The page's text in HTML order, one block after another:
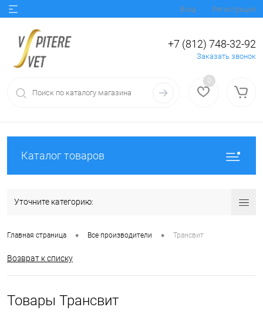
Вход Регистрация
+7 (812) 748-32-92
Заказать звонок
0
Каталог товаров
Уточните категорию:
Главная страница • Все производители • Трансвит
Возврат к списку
Товары Трансвит